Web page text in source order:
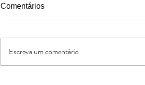
Comentários
Escreva um comentário